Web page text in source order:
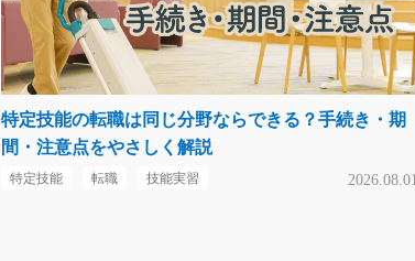
特定技能の転職は同じ分野ならできる？手続き・期
間・注意点をやさしく解説
特定技能 転職 技能実習 2026.08.01